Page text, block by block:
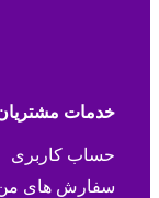
خدمات مشتریان
حساب کاربری
سفارش های من